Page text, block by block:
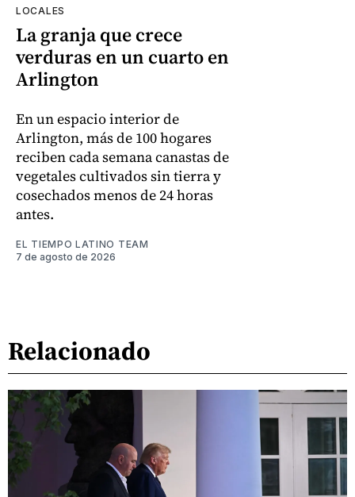
LOCALES
La granja que crece
verduras en un cuarto en
Arlington
En un espacio interior de
Arlington, más de 100 hogares
reciben cada semana canastas de
vegetales cultivados sin tierra y
cosechados menos de 24 horas
antes.
EL TIEMPO LATINO TEAM
7 de agosto de 2026
Relacionado